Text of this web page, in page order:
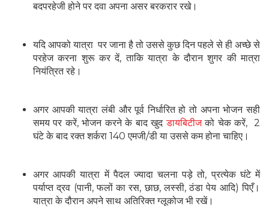
बदपरहेजी होने पर दवा अपना असर बरकरार रखे।
यदि आपको यात्रा पर जाना है तो उससे कुछ दिन पहले से ही अच्छे से
परहेज करना शुरू कर दें, ताकि यात्रा के दौरान शुगर की मात्रा
नियंत्रित रहे।
अगर आपकी यात्रा लंबी और पूर्व निर्धारित हो तो अपना भोजन सही
समय पर करें, भोजन करने के बाद खुदडायबिटीजको चेक करें, 2
घंटे के बाद रक्त शर्करा 140 एमजी/डी या उससे कम होना चाहिए।
अगर आपकी यात्रा में पैदल ज्यादा चलना पड़े तो, प्रत्येक घंटे में
पर्याप्त द्रव (पानी, फलों का रस, छाछ, लस्सी, ठंडा पेय आदि) पिएँ।
यात्रा के दौरान अपने साथ अतिरिक्त ग्लूकोज भी रखें।